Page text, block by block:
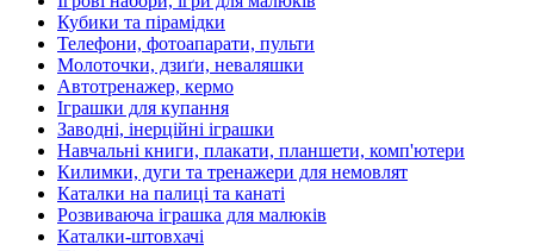
Кубики та пірамідки
Телефони, фотоапарати, пульти
Молоточки, дзиґи, неваляшки
Автотренажер, кермо
Іграшки для купання
Заводні, інерційні іграшки
Навчальні книги, плакати, планшети, комп'ютери
Килимки, дуги та тренажери для немовлят
Каталки на палиці та канаті
Розвиваюча іграшка для малюків
Каталки-штовхачі